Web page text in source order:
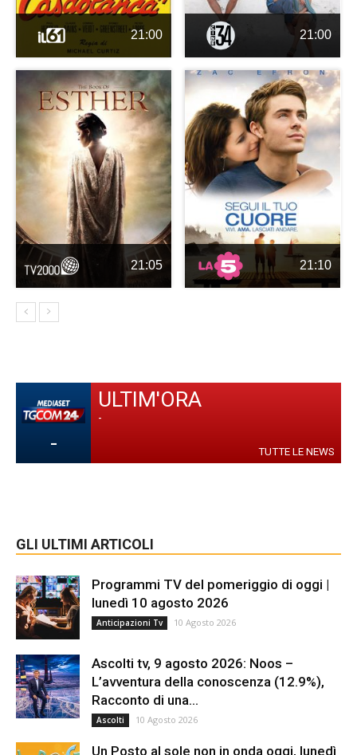
21:00 21:00
21:05 21:10
-
ULTIM'ORA
-
TUTTE LE NEWS
GLI ULTIMI ARTICOLI
Programmi TV del pomeriggio di oggi |
lunedì 10 agosto 2026
Anticipazioni Tv 10 Agosto 2026
Ascolti tv, 9 agosto 2026: Noos –
L’avventura della conoscenza (12.9%),
Racconto di una...
Ascolti 10 Agosto 2026
Un Posto al sole non in onda oggi, lunedì